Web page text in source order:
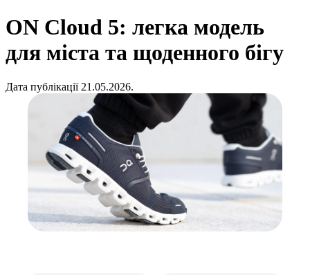
ON Cloud 5: легка модель
для міста та щоденного бігу
Дата публікації 21.05.2026.